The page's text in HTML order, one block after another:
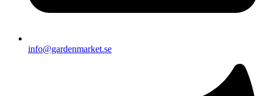
info@gardenmarket.se